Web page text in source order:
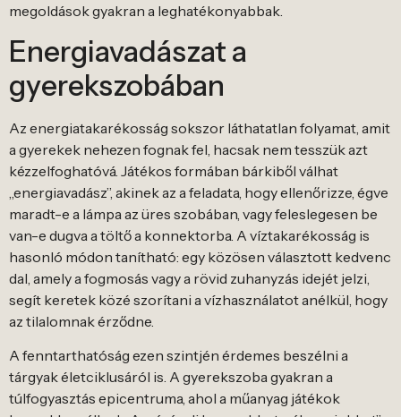
megoldások gyakran a leghatékonyabbak.
Energiavadászat a
gyerekszobában
Az energiatakarékosság sokszor láthatatlan folyamat, amit
a gyerekek nehezen fognak fel, hacsak nem tesszük azt
kézzelfoghatóvá. Játékos formában bárkiből válhat
„energiavadász”, akinek az a feladata, hogy ellenőrizze, égve
maradt-e a lámpa az üres szobában, vagy feleslegesen be
van-e dugva a töltő a konnektorba. A víztakarékosság is
hasonló módon tanítható: egy közösen választott kedvenc
dal, amely a fogmosás vagy a rövid zuhanyzás idejét jelzi,
segít keretek közé szorítani a vízhasználatot anélkül, hogy
az tilalomnak érződne.
A fenntarthatóság ezen szintjén érdemes beszélni a
tárgyak életciklusáról is. A gyerekszoba gyakran a
túlfogyasztás epicentruma, ahol a műanyag játékok